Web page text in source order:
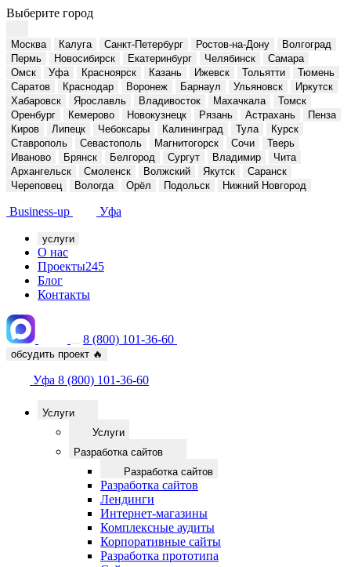
Выберите город
Москва Калуга Санкт-Петербург Ростов-на-Дону
Волгоград
Пермь
Новосибирск Екатеринбург Челябинск
Самара
Омск
Уфа Красноярск Казань Ижевск Тольятти
Тюмень
Саратов
Краснодар Воронеж Барнаул Ульяновск
Иркутск
Хабаровск
Ярославль Владивосток Махачкала
Томск
Оренбург
Кемерово Новокузнецк Рязань Астрахань
Пенза
Киров
Липецк Чебоксары Калининград Тула
Курск
Ставрополь
Севастополь Магнитогорск Сочи
Тверь
Иваново
Брянск Белгород Сургут Владимир
Чита
Архангельск
Смоленск Волжский Якутск
Саранск
Череповец
Вологда Орёл Подольск Нижний Новгород
Business-up Уфа
услуги
О нас
Проекты245
Блог
Контакты
8 (800) 101-36-60
обсудить проект 🔥
Уфа 8 (800) 101-36-60
Услуги
Услуги
Разработка сайтов
Разработка сайтов
Разработка сайтов
Лендинги
Интернет-магазины
Комплексные аудиты
Корпоративные сайты
Разработка прототипа